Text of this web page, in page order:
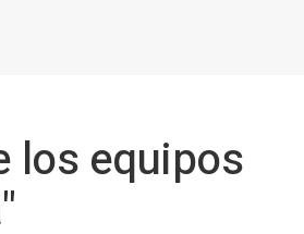
los equipos